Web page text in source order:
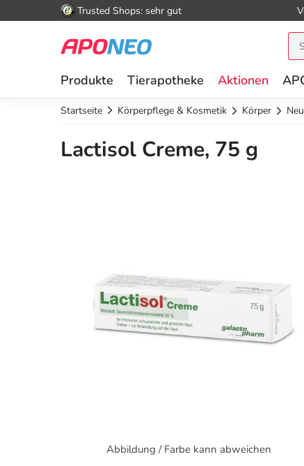
Trusted Shops: sehr gut
Produkte Tierapotheke Aktionen
Startseite Körperpflege & Kosmetik Körper
Lactisol Creme, 75 g
Abbildung / Farbe kann abweichen